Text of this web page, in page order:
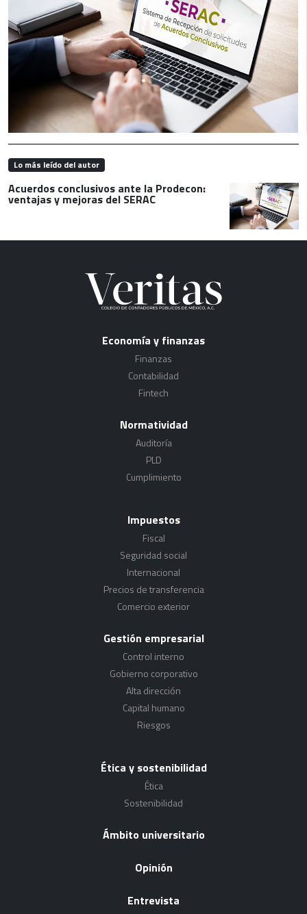
Lo más leído del autor
Acuerdos conclusivos ante la Prodecon:
ventajas y mejoras del SERAC
Economía y finanzas
Finanzas
Contabilidad
Fintech
Normatividad
Auditoría
PLD
Cumplimiento
Impuestos
Fiscal
Seguridad social
Internacional
Precios de transferencia
Comercio exterior
Gestión empresarial
Control interno
Gobierno corporativo
Alta dirección
Capital humano
Riesgos
Ética y sostenibilidad
Ética
Sostenibilidad
Ámbito universitario
Opinión
Entrevista